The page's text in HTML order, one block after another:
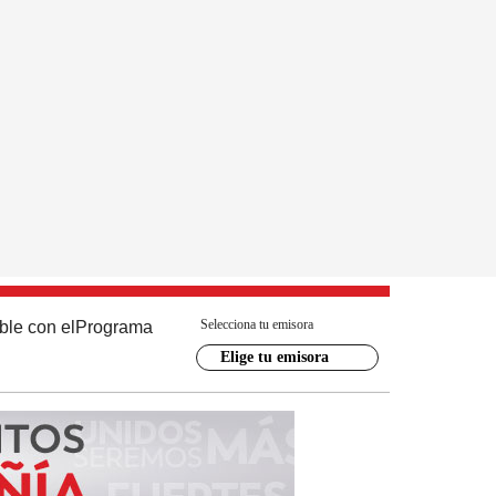
con el Programa Selecciona tu emisora
Elige tu emisora